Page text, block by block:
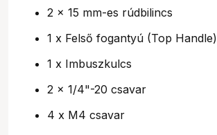
2 x 15 mm-es rúdbilincs
1 x Felső fogantyú (Top Handle)
1 x Imbuszkulcs
2 x 1/4"-20 csavar
4 x M4 csavar